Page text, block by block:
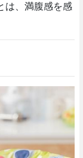
は、満腹感を感